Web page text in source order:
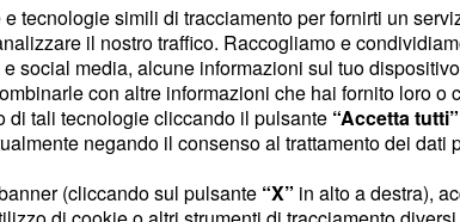
invece la questionePaulo Dybala,
di Cuadrado e Bernardeschi)
prossima stagione. Sembra che
parte integrante della sua
il club avrebbe interesse a
tecnologie simili di tracciamento per fornirti un
il nostro traffico. Raccogliamo e
social media, alcune informazioni sul tuo
con altre informazioni che hai fornito loro
di tali tecnologie cliccando il pulsante “Accetta tutti”
negando il consenso al trattamento dei
(cliccando sul pulsante “X” in alto a destra),